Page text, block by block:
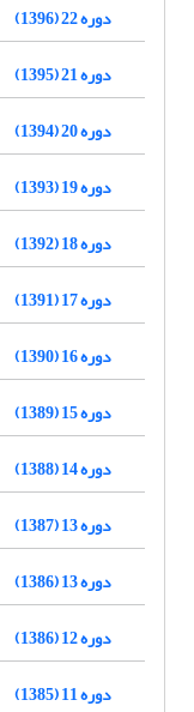
دوره 22 (1396)
دوره 21 (1395)
دوره 20 (1394)
دوره 19 (1393)
دوره 18 (1392)
دوره 17 (1391)
دوره 16 (1390)
دوره 15 (1389)
دوره 14 (1388)
دوره 13 (1387)
دوره 13 (1386)
دوره 12 (1386)
دوره 11 (1385)